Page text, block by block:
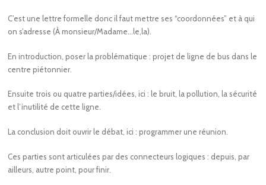
C’est une lettre formelle donc il faut mettre ses “coordonnées” et à qui
on s’adresse (À monsieur/Madame…le,la).
En introduction, poser la problématique : projet de ligne de bus dans le
centre piétonnier.
Ensuite trois ou quatre parties/idées, ici : le bruit, la pollution, la sécurité
et l’inutilité de cette ligne.
La conclusion doit ouvrir le débat, ici : programmer une réunion.
Ces parties sont articulées par des connecteurs logiques : depuis, par
ailleurs, autre point, pour finir.